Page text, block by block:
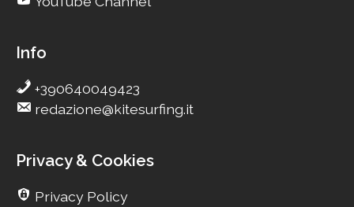
Info
+390640049423
redazione@kitesurfing.it
Privacy & Cookies
Privacy Policy